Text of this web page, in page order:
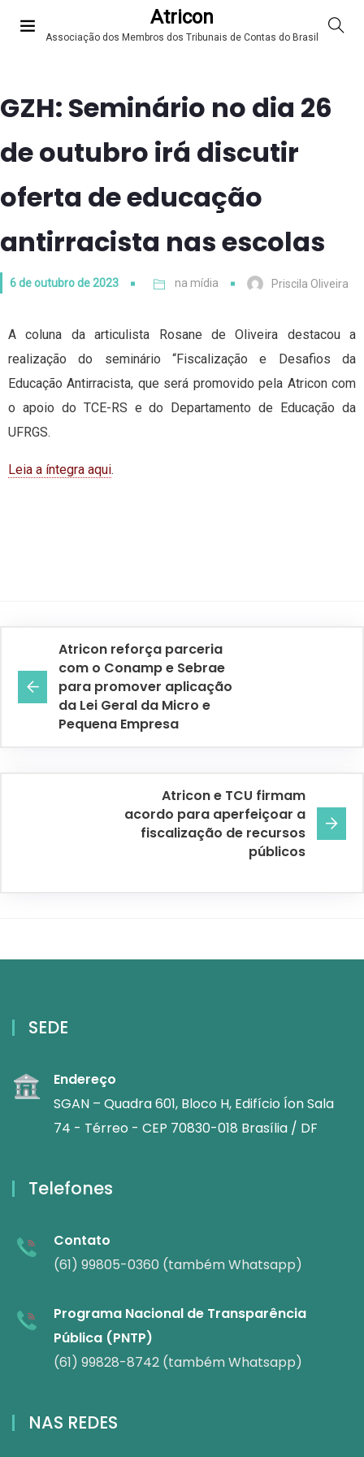
Atricon
Associação dos Membros dos Tribunais de Contas do Brasil
GZH: Seminário no dia 26
de outubro irá discutir
oferta de educação
antirracista nas escolas
6 de outubro de 2023 na mídia Priscila Oliveira
A coluna da articulista Rosane de Oliveira destacou a
realização do seminário “Fiscalização e Desafios da
Educação Antirracista, que será promovido pela Atricon com
o apoio do TCE-RS e do Departamento de Educação da
UFRGS.
Leia a íntegra aqui.
Atricon reforça parceria
com o Conamp e Sebrae
para promover aplicação
da Lei Geral da Micro e
Pequena Empresa
Atricon e TCU firmam
acordo para aperfeiçoar a
fiscalização de recursos
públicos
SEDE
Endereço
SGAN – Quadra 601, Bloco H, Edifício Íon Sala
74 - Térreo - CEP 70830-018 Brasília / DF
Telefones
Contato
(61) 99805-0360 (também Whatsapp)
Programa Nacional de Transparência
Pública (PNTP)
(61) 99828-8742 (também Whatsapp)
NAS REDES